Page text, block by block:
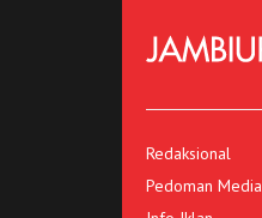
Redaksional
Pedoman Media